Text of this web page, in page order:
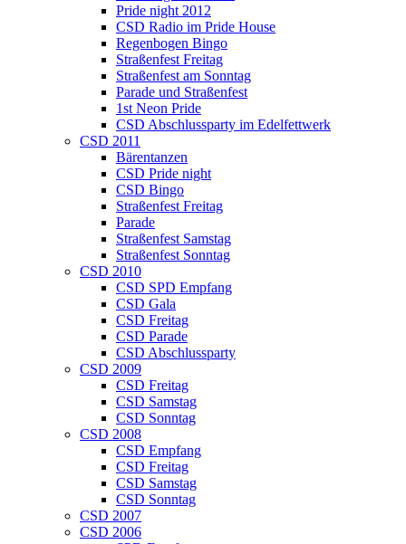
Pride night 2012
CSD Radio im Pride House
Regenbogen Bingo
Straßenfest Freitag
Straßenfest am Sonntag
Parade und Straßenfest
1st Neon Pride
CSD Abschlussparty im Edelfettwerk
CSD 2011
Bärentanzen
CSD Pride night
CSD Bingo
Straßenfest Freitag
Parade
Straßenfest Samstag
Straßenfest Sonntag
CSD 2010
CSD SPD Empfang
CSD Gala
CSD Freitag
CSD Parade
CSD Abschlussparty
CSD 2009
CSD Freitag
CSD Samstag
CSD Sonntag
CSD 2008
CSD Empfang
CSD Freitag
CSD Samstag
CSD Sonntag
CSD 2007
CSD 2006